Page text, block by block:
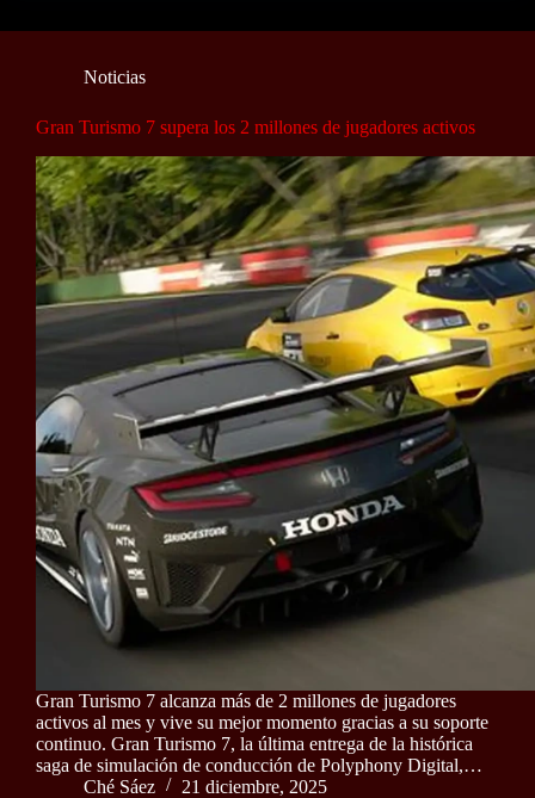
Noticias
Gran Turismo 7 supera los 2 millones de jugadores activos
Gran Turismo 7 alcanza más de 2 millones de jugadores
activos al mes y vive su mejor momento gracias a su soporte
continuo. Gran Turismo 7, la última entrega de la histórica
saga de simulación de conducción de Polyphony Digital,…
Ché Sáez
21 diciembre, 2025